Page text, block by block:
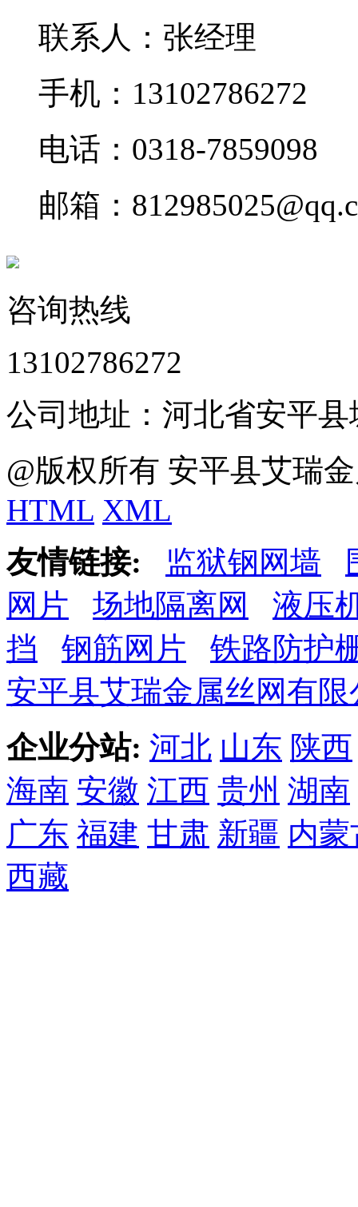
联系人：张经理
手机：13102786272
电话：0318-7859098
邮箱：
咨询热线
13102786272
公司地址：河北省安平
@版权所有 安平县艾瑞
HTML XML
友情链接:
监狱钢网墙
网片
场地隔离网
液压
挡
钢筋网片
铁路防护
安平县艾瑞金属丝网有限
企业分站: 河北 山东 陕西
海南 安徽 江西 贵州 湖南
广东 福建 甘肃 新疆 内蒙
西藏